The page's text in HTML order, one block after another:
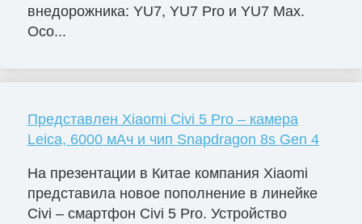
внедорожника: YU7, YU7 Pro и YU7 Max.
Осо...
Представлен Xiaomi Civi 5 Pro – камера
Leica, 6000 мАч и чип Snapdragon 8s Gen 4
На презентации в Китае компания Xiaomi
представила новое пополнение в линейке
Civi – смартфон Civi 5 Pro. Устройство